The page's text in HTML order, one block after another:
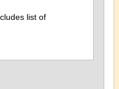
list of